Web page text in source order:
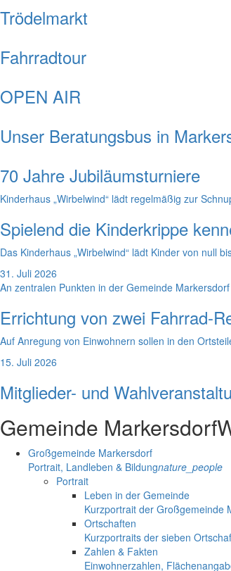
Trödelmarkt
Fahrradtour
OPEN AIR
Unser Beratungsbus in
70 Jahre Jubiläumsturniere
Kinderhaus „Wirbelwind“ lädt regelmäßig zur
Spielend die Kinderkrippe
Das Kinderhaus „Wirbelwind“ lädt Kinder von null
31. Juli 2026
An zentralen Punkten in der Gemeinde Markersdorf
Errichtung von zwei Fahrrad-
Auf Anregung von Einwohnern sollen in den
15. Juli 2026
Mitglieder- und
Gemeinde Markersdorf
Großgemeinde Markersdorf
Portrait, Landleben & Bildungnature_people
Portrait
Leben in der Gemeinde
Kurzportrait der Großgemeinde
Ortschaften
Kurzportraits der sieben
Zahlen & Fakten
Einwohnerzahlen,